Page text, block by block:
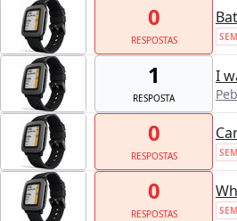
0
RESPOSTAS
1
RESPOSTA
I
0
RESPOSTAS
0
RESPOSTAS